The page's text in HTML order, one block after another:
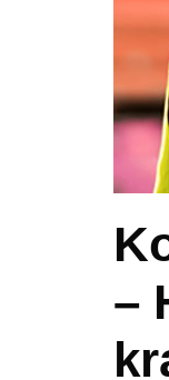
–